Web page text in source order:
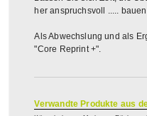
her anspruchsvoll .....
Als Abwechslung und als
"Core Reprint +".
Verwandte Produkte aus